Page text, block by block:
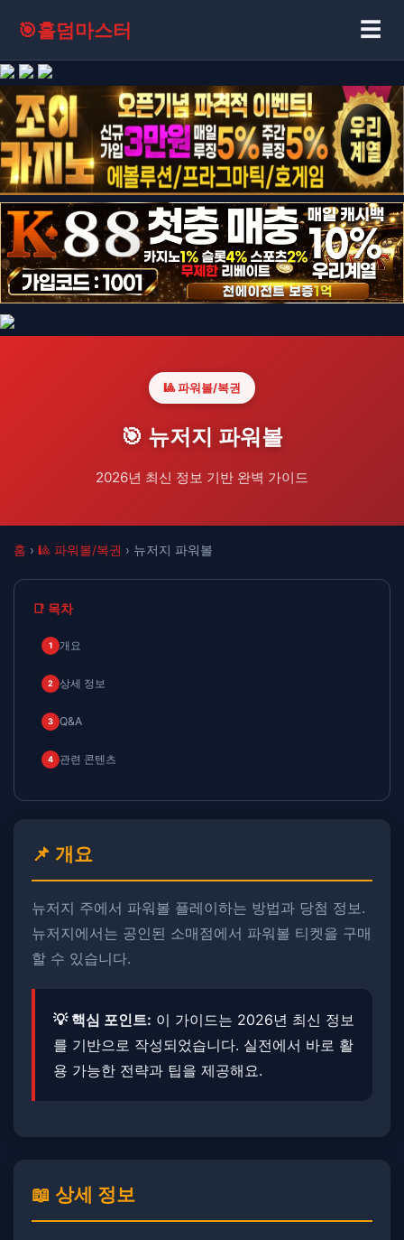
🎯홀덤마스터 ☰
🎱 파워볼/복권
🎯 뉴저지 파워볼
2026년 최신 정보 기반 완벽 가이드
홈 › 🎱 파워볼/복권 › 뉴저지 파워볼
📑 목차
1 개요
2 상세 정보
3 Q&A
4 관련 콘텐츠
📌 개요
뉴저지 주에서 파워볼 플레이하는 방법과 당첨 정보. ​
뉴저지에서는 공인된 소매점에서 파워볼 티켓을 구매
할 수 있습니다.
💡 핵심 포인트: 이 가이드는 2026년 최신 정보
를 기반으로 작성되었습니다. ​실전에서 바로 활
용 가능한 전략과 팁을 제공해요.
📖 상세 정보